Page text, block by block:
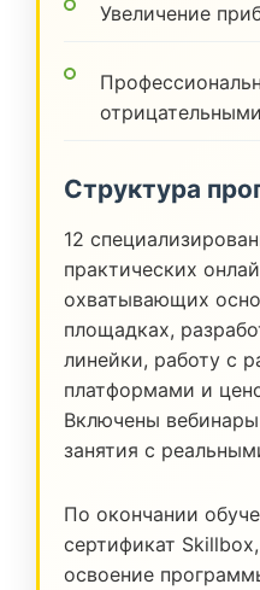
Увеличение
Структура
12
практических
охватывающих
площадках,
линейки, работу с
платформами и
Включены
занятия с
По окончании
сертификат
освоение